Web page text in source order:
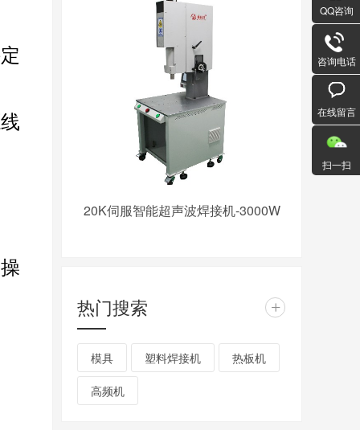
20K伺服智能超声波焊接机-3000W
热门搜索 +
模具 塑料焊接机 热板机
高频机
QQ咨询
咨询电话
在线留言
扫一扫